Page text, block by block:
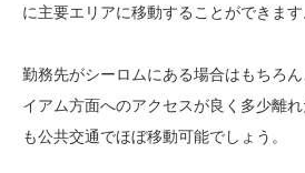
に主要エリアに移動することができます
勤務先がシーロムにある場合はもちろ
イアム方面へのアクセスが良く多少離
も公共交通でほぼ移動可能でしょう。